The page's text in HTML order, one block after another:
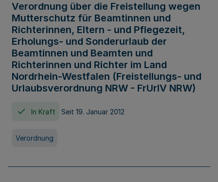
Verordnung über die Freistellung wegen
Mutterschutz für Beamtinnen und
Richterinnen, Eltern - und Pflegezeit,
Erholungs- und Sonderurlaub der
Beamtinnen und Beamten und
Richterinnen und Richter im Land
Nordrhein-Westfalen (Freistellungs- und
Urlaubsverordnung NRW - FrUrlV NRW)
In Kraft Seit 19. Januar 2012
Verordnung